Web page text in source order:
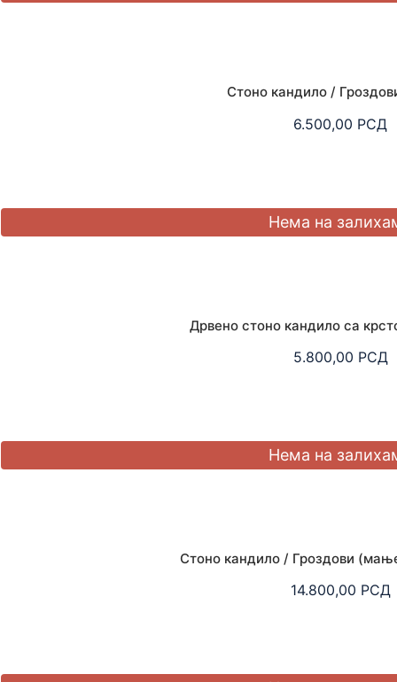
Стоно кандило /
6.500,00 РСД
Дрвено стоно кандило са
5.800,00 РСД
Стоно кандило / Гроздови
14.800,00 РСД